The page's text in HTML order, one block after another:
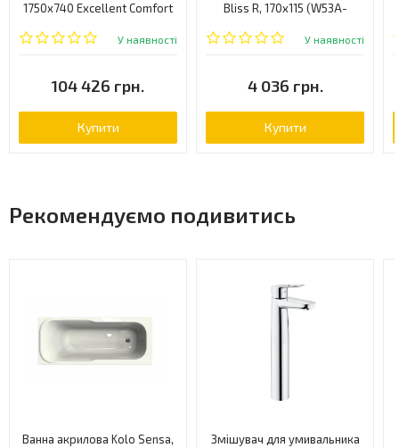
1750x740 Excellent Comfort
2.0 чорна
У наявності
104 426 грн.
Купити
Bliss R, 170x115 (W53A-
170R115W-R)
У наявності
4 036 грн.
Купити
Рекомендуємо подивитись
Ванна акрилова Kolo Sensa,
Змішувач для умивальника